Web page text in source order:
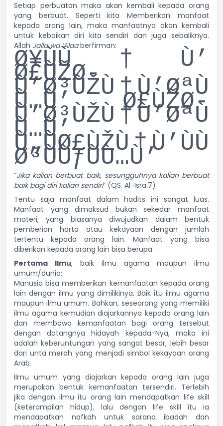
Setiap perbuatan maka akan kembali kepada orang
yang berbuat. Seperti kita Memberikan manfaat
kepada orang lain, maka manfaatnya akan kembali
untuk kebaikan diri kita sendiri dan juga sebaliknya.
Allah Jalla wa ‘Alaaberfirman:
Ø¥ÙÙ†Ù’
Ø£ÙŽØ­
Ù’Ø³ÙŽÙ†Ù’ØªÙ
Ù…Ù’ Ø£ÙŽØ­
Ù’Ø³ÙŽÙ†Ù’ØªÙ
Ù…Ù’
Ù„ÙØ£ÙŽÙ†Ù’ÙÙ
Ø³ÙÙƒÙÙ…Ù’
“Jika kalian berbuat baik, sesungguhnya kalian berbuat
baik bagi diri kalian sendiri” (QS. Al-Isra:7)
Tentu saja manfaat dalam hadits ini sangat luas.
Manfaat yang dimaksud bukan sekedar manfaat
materi, yang biasanya diwujudkan dalam bentuk
pemberian harta atau kekayaan dengan jumlah
tertentu kepada orang lain. Manfaat yang bisa
diberikan kepada orang lain bisa berupa :
Pertama Ilmu, baik ilmu agama maupun ilmu
umum/dunia;
Manusia bisa memberikan kemanfaatan kepada orang
lain dengan ilmu yang dimilikinya. Baik itu ilmu agama
maupun ilmu umum. Bahkan, seseorang yang memiliki
ilmu agama kemudian diajarkannya kepada orang lain
dan membawa kemanfaatan bagi orang tersebut
dengan datangnya hidayah kepada-Nya, maka ini
adalah keberuntungan yang sangat besar, lebih besar
dari unta merah yang menjadi simbol kekayaan orang
Arab.
Ilmu umum yang diajarkan kepada orang lain juga
merupakan bentuk kemanfaatan tersendiri. Terlebih
jika dengan ilmu itu orang lain mendapatkan life skill
(keterampilan hidup), lalu dengan life skill itu ia
mendapatkan nafkah untuk sarana ibadah dan